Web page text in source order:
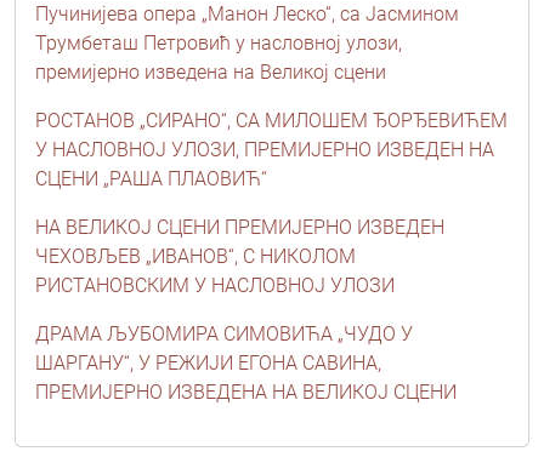
Пучинијева опера „Манон Леско“, са Јасмином
Трумбеташ Петровић у насловној улози,
премијерно изведена на Великој сцени
РОСТАНОВ „СИРАНО“, СА МИЛОШЕМ ЂОРЂЕВИЋЕМ
У НАСЛОВНOЈ УЛОЗИ, ПРЕМИЈЕРНО ИЗВЕДЕН НА
СЦЕНИ „РАША ПЛАОВИЋ“
НА ВЕЛИКОЈ СЦЕНИ ПРЕМИЈЕРНО ИЗВЕДЕН
ЧЕХОВЉЕВ „ИВАНОВ“, С НИКОЛОМ
РИСТАНОВСКИМ У НАСЛОВНОЈ УЛОЗИ
ДРАМА ЉУБОМИРА СИМОВИЋА „ЧУДО У
ШАРГАНУ“, У РЕЖИЈИ ЕГОНА САВИНА,
ПРЕМИЈЕРНО ИЗВЕДЕНА НА ВЕЛИКОЈ СЦЕНИ